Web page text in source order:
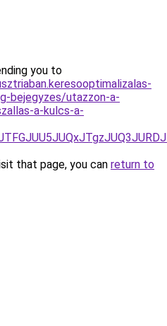
you to
bejegyzes/utazzon-a-
a-kulcs-a-
that page, you can return to